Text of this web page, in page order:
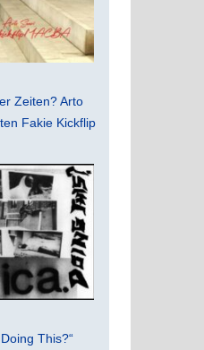
Zeiten? Arto
Fakie Kickflip
This?“